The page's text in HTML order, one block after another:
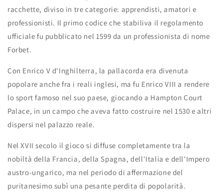
racchette, diviso in tre categorie: apprendisti, amatori e
professionisti. Il primo codice che stabiliva il regolamento
ufficiale fu pubblicato nel 1599 da un professionista di nome
Forbet.
Con Enrico V d'Inghilterra, la pallacorda era divenuta
popolare anche fra i reali inglesi, ma fu Enrico VIII a rendere
lo sport famoso nel suo paese, giocando a Hampton Court
Palace, in un campo che aveva fatto costruire nel 1530 e altri
dispersi nel palazzo reale.
Nel XVII secolo il gioco si diffuse completamente tra la
nobiltà della Francia, della Spagna, dell'Italia e dell'Impero
austro-ungarico, ma nel periodo di affermazione del
puritanesimo subì una pesante perdita di popolarità.